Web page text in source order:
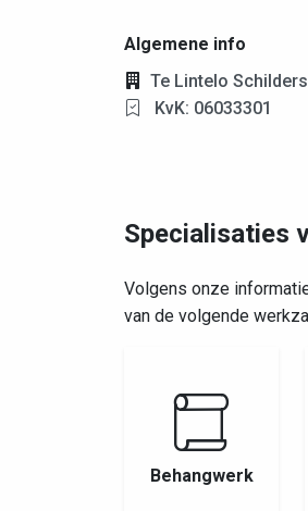
Algemene info
Te Lintelo
KvK: 06033301
Specialisaties
Volgens onze
van de volgende
Behangwerk